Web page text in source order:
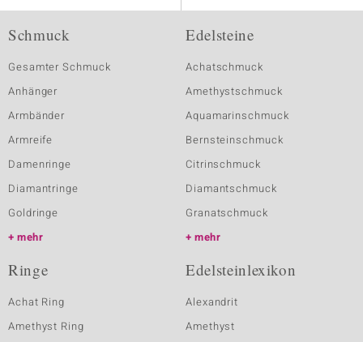
Schmuck
Gesamter Schmuck
Anhänger
Armbänder
Armreife
Damenringe
Diamantringe
Goldringe
mehr
Edelsteine
Achatschmuck
Amethystschmuck
Aquamarinschmuck
Bernsteinschmuck
Citrinschmuck
Diamantschmuck
Granatschmuck
mehr
Ringe
Achat Ring
Amethyst Ring
Edelsteinlexikon
Alexandrit
Amethyst